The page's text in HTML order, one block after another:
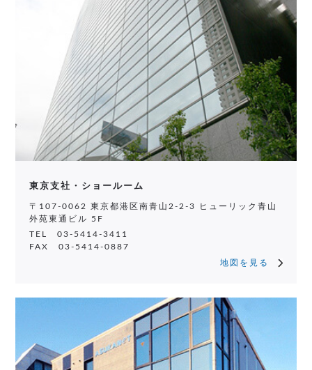
東京支社・ショールーム
〒107-0062 東京都港区南青山2-2-3 ヒューリック青山
外苑東通ビル 5F
TEL 03-5414-3411
FAX 03-5414-0887
地図を見る